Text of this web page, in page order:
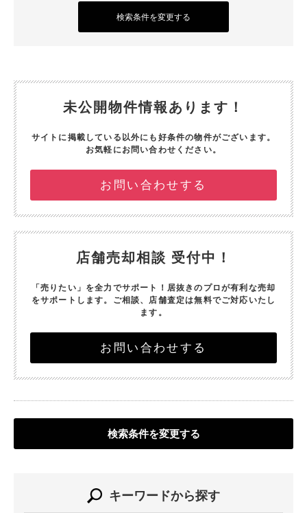
検索条件を変更する
未公開物件情報あります！
サイトに掲載している以外にも好条件の物件がございます。
お気軽にお問い合わせください。
お問い合わせする
店舗売却相談 受付中！
「売りたい」を全力でサポート！ 居抜きのプロが有利な売却
をサポートします。 ご相談、店舗査定は無料でご対応いたし
ます。
お問い合わせする
検索条件を変更する
キーワードから探す